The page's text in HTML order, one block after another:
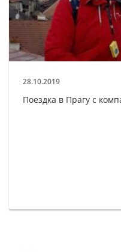
28.10.2019
Поездка в Прагу с